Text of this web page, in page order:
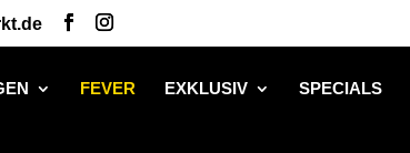
FEVER EXKLUSIV SPECIALS